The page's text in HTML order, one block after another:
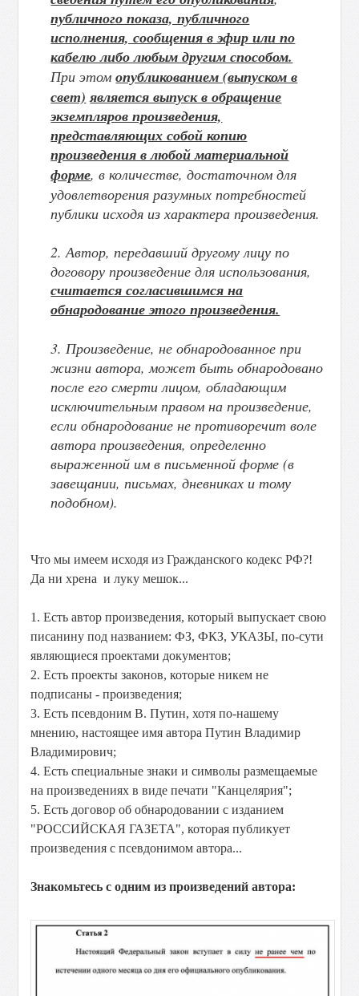
публичного показа, публичного
исполнения, сообщения в эфир или по
кабелю либо любым другим способом.
При этомопубликованием (выпуском в
свет) является выпуск в обращение
экземпляров произведения,
представляющих собой копию
произведения в любой материальной
форме, в количестве, достаточном для
удовлетворения разумных потребностей
публики исходя из характера произведения.
2. Автор, передавший другому лицу по
договору произведение для использования,
считается согласившимся на
обнародование этого произведения.
3. Произведение, не обнародованное при
жизни автора, может быть обнародовано
после его смерти лицом, обладающим
исключительным правом на произведение,
если обнародование не противоречит воле
автора произведения, определенно
выраженной им в письменной форме (в
завещании, письмах, дневниках и тому
подобном).
Что мы имеем исходя из Гражданского кодекс РФ?!
Да ни хрена и луку мешок...
1. Есть автор произведения, который выпускает свою
писанину под названием: ФЗ, ФКЗ, УКАЗЫ, по-сути
являющиеся проектами документов;
2. Есть проекты законов, которые никем не
подписаны - произведения;
3. Есть псевдоним В. Путин, хотя по-нашему
мнению, настоящее имя автора Путин Владимир
Владимирович;
4. Есть специальные знаки и символы размещаемые
на произведениях в виде печати "Канцелярия";
5. Есть договор об обнародовании с изданием
"РОССИЙСКАЯ ГАЗЕТА", которая публикует
произведения с псевдонимом автора...
Знакомьтесь с одним из произведений автора: